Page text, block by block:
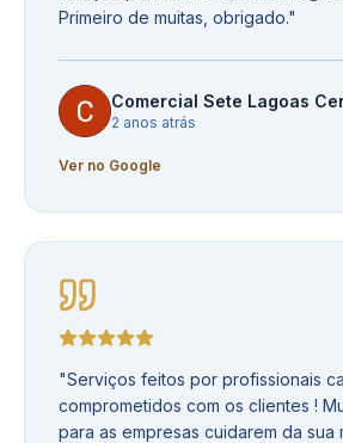
Primeiro de muitas, obrigado."
Comercial Sete Lagoas
2 anos atrás
Ver no Google
"Serviços feitos por profissionais
comprometidos com os clientes !
para as empresas cuidarem da sua